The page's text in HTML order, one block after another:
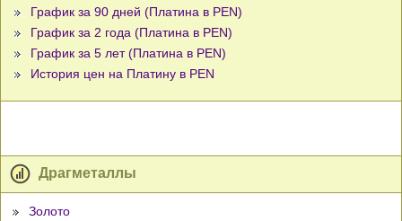
График за 90 дней (Платина в PEN)
График за 2 года (Платина в PEN)
График за 5 лет (Платина в PEN)
История цен на Платину в PEN
Драгметаллы
Золото